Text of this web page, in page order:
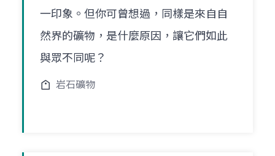
一印象。但你可曾想過，同樣是來自自
然界的礦物，是什麼原因，讓它們如此
與眾不同呢？
岩石礦物